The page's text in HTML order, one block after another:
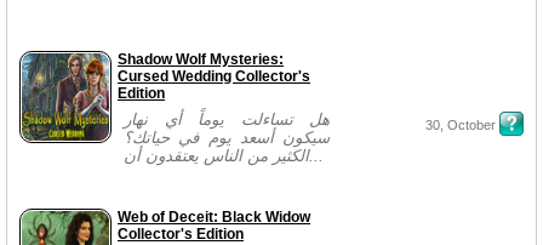
Shadow Wolf Mysteries:
Cursed Wedding Collector's
Edition
هل تساءلت يوماً أي نهار
سيكون أسعد يوم في حياتك؟
الكثير من الناس يعتقدون أن...
30, October
Web of Deceit: Black Widow
Collector's Edition